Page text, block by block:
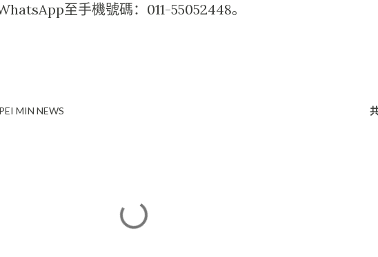
至手機號碼：011-55052448。
PEI MIN NEWS